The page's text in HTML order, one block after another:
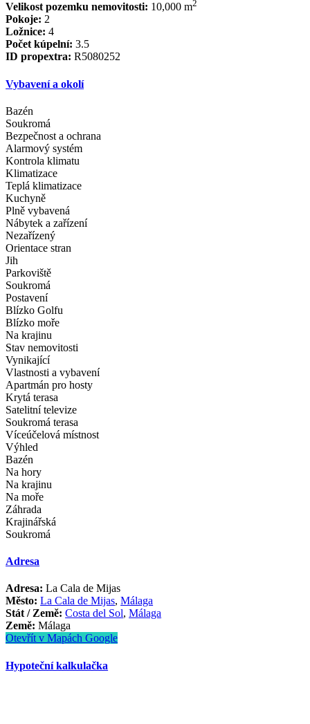
Velikost pozemku nemovitosti: 10,000 m2
Pokoje: 2
Ložnice: 4
Počet kúpelní: 3.5
ID propextra: R5080252
Vybavení a okolí
Bazén
Soukromá
Bezpečnost a ochrana
Alarmový systém
Kontrola klimatu
Klimatizace
Teplá klimatizace
Kuchyně
Plně vybavená
Nábytek a zařízení
Nezařízený
Orientace stran
Jih
Parkoviště
Soukromá
Postavení
Blízko Golfu
Blízko moře
Na krajinu
Stav nemovitosti
Vynikající
Vlastnosti a vybavení
Apartmán pro hosty
Krytá terasa
Satelitní televize
Soukromá terasa
Víceúčelová místnost
Výhled
Bazén
Na hory
Na krajinu
Na moře
Záhrada
Krajinářská
Soukromá
Adresa
Adresa: La Cala de Mijas
Město: La Cala de Mijas,Málaga
Stát / Země: Costa del Sol,Málaga
Země: Málaga
Otevřít v Mapách Google
Hypoteční kalkulačka